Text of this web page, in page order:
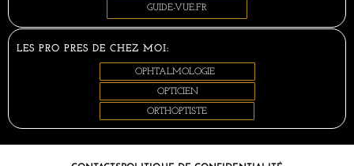
GUIDE-VUE.FR
LES PRO PRES DE CHEZ MOI:
OPHTALMOLOGIE
OPTICIEN
ORTHOPTISTE